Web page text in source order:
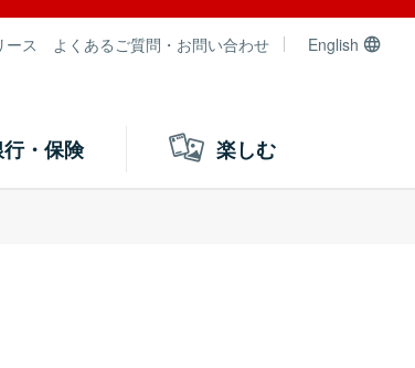
ース よくあるご質問・お問い合わせ English
・保険 楽しむ